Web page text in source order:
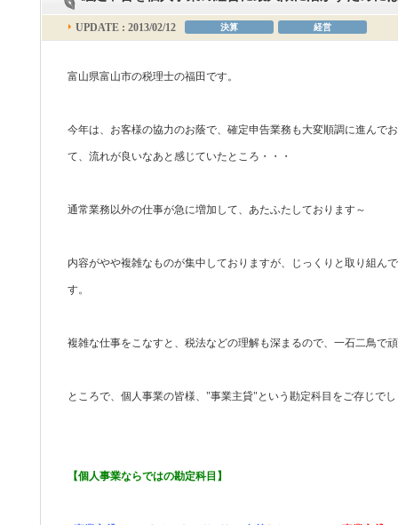
UPDATE : 2013/02/12 決算 経営
富山県富山市の税理士の福田です。
今年は、お客様の協力のお蔭で、確定申告業務も大変順調に進んで
て、流れが良いなあと感じていたところ・・・
通常業務以外の仕事が急に増加して、あたふたしております～
内容がやや複雑なものが集中しておりますが、じっくりと取り組ん
す。
複雑な仕事をこなすと、税法などの理解も深まるので、一石二鳥で
ところで、個人事業の皆様、"事業主貸"という勘定科目をご存じで
【個人事業ならではの勘定科目】